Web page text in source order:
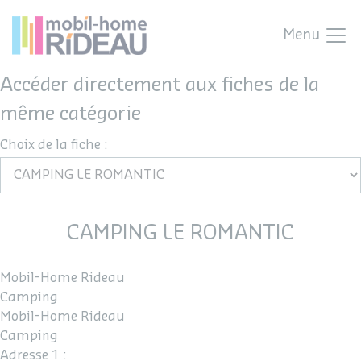
Menu
Accéder directement aux fiches de la
même catégorie
Choix de la fiche :
CAMPING LE ROMANTIC
Mobil-Home Rideau
Camping
Mobil-Home Rideau
Camping
Adresse 1 :